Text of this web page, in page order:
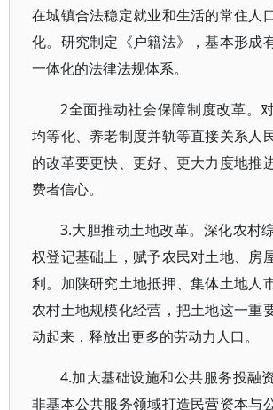
在城镇合法稳定就业和生活的常住人
化。研究制定《户籍法》，基本形成
一体化的法律法规体系。
2全面推动社会保障制度改革。
均等化、养老制度并轨等直接关系人
的改革要更快、更好、更大力度地推
费者信心。
3.大胆推动土地改革。深化农村
权登记基础上，赋予农民对土地、房
利。加陕研究土地抵押、集体土地人
农村土地规模化经营，把土地这一重
动起来，释放出更多的劳动力人口。
4.加大基础设施和公共服务投融
非基本公共服务领域打造民营资本与